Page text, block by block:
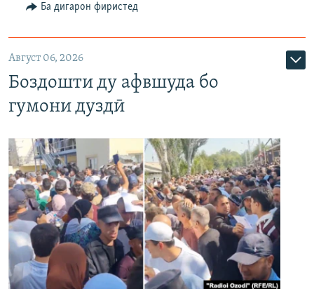
Ба дигарон фиристед
Август 06, 2026
Боздошти ду афвшуда бо
гумони дуздӣ